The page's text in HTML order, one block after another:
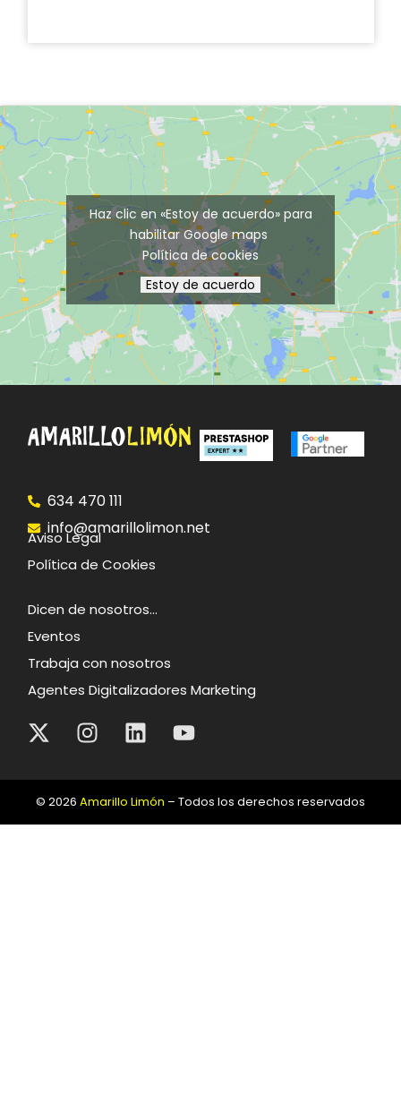
Haz clic en «Estoy de acuerdo» para
habilitar Google maps
Política de cookies
Estoy de acuerdo
634 470 111
info@amarillolimon.net
Aviso Legal
Política de Cookies
Dicen de nosotros…
Eventos
Trabaja con nosotros
Agentes Digitalizadores Marketing
© 2026 Amarillo Limón – Todos los derechos reservados